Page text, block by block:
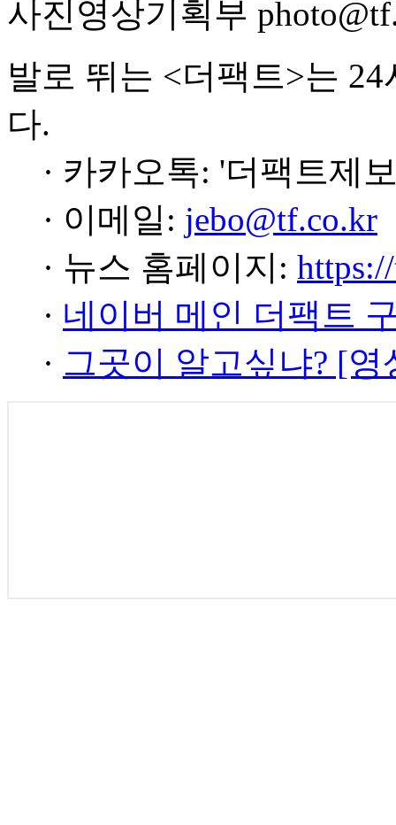
사진영상기획부
발로 뛰는 <더팩트>는
다.
· 카카오톡: '더팩트제
· 이메일: jebo@tf.co.kr
· 뉴스 홈페이지:
· 네이버 메인 더팩트
· 그곳이 알고싶냐? [